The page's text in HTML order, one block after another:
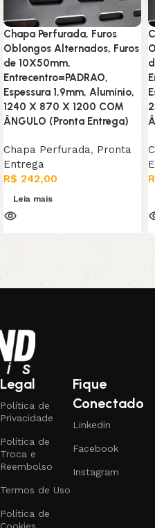
Chapa Perfurada, Furos
Oblongos Alternados, Furos
de 10X50mm,
Entrecentro=PADRAO,
Espessura 1,9mm, Alumínio,
1240 X 870 X 1200 COM
ÂNGULO (Pronta Entrega)
Chapa Perfurada, Pronta
Entrega
R$ 242,00
Leia mais
Legal
Política de
Privacidade
Política de
Troca e
Reembolso
Termos de Uso
Política de
Cookies
Fique
Conectado
Linkedin
Facebook
Instagram